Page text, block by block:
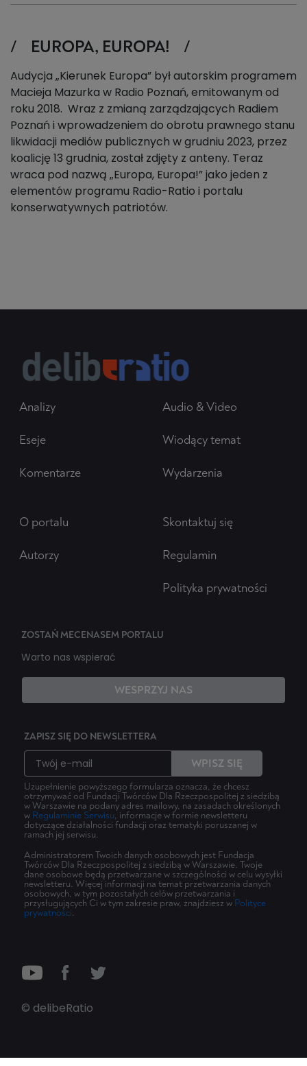
EUROPA, EUROPA!
Audycja „Kierunek Europa” był autorskim programem
Macieja Mazurka w Radio Poznań, emitowanym od
roku 2018. Wraz z zmianą zarządzających Radiem
Poznań i wprowadzeniem do obrotu prawnego stanu
likwidacji mediów publicznych w grudniu 2023, przez
koalicję 13 grudnia, został zdjęty z anteny. Teraz
wraca pod nazwą „Europa, Europa!” jako jeden z
elementów programu Radio-Ratio i portalu
konserwatywnych patriotów.
Analizy
Eseje
Komentarze
Audio & Video
Wiodący temat
Wydarzenia
O portalu
Autorzy
Skontaktuj się
Regulamin
Polityka prywatności
ZOSTAŃ MECENASEM PORTALU
Warto nas wspierać
WESPRZYJ NAS
ZAPISZ SIĘ DO NEWSLETTERA
WPISZ SIĘ
Uzupełnienie powyższego formularza oznacza, że chcesz
otrzymywać od Fundacji Twórców Dla Rzeczpospolitej z siedzibą
w Warszawie na podany adres mailowy, na zasadach określonych
w Regulaminie Serwisu, informacje w formie newsletteru
dotyczące działalności fundacji oraz tematyki poruszanej w
ramach jej serwisu.
Administratorem Twoich danych osobowych jest Fundacja
Twórców Dla Rzeczpospolitej z siedzibą w Warszawie. Twoje
dane osobowe będą przetwarzane w szczególności w celu wysyłki
newsletteru. Więcej informacji na temat przetwarzania danych
osobowych, w tym pozostałych celów przetwarzania i
przysługujących Ci w tym zakresie praw, znajdziesz w Polityce
prywatności.
© delibeRatio